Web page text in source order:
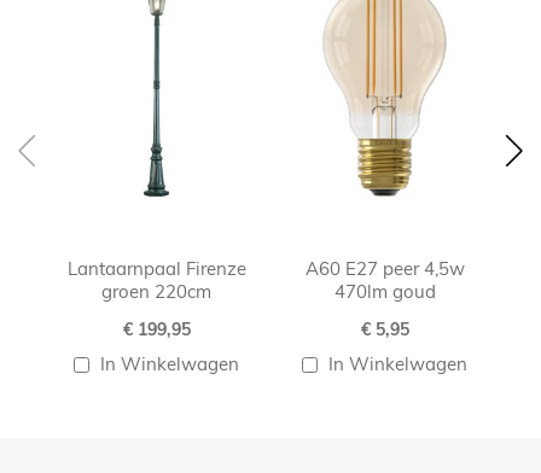
Lantaarnpaal Firenze
groen 220cm
€ 199,95
In Winkelwagen
A60 E27 peer 4,5w
470lm goud
€ 5,95
In Winkelwagen